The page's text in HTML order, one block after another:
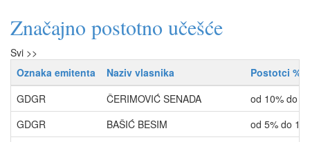
Značajno postotno učešće
Svi >>
Oznaka emitenta
Naziv vlasnika
Postotci %
GDGR
ČERIMOVIĆ SENADA
od 10% do
GDGR
BAŠIĆ BESIM
od 5% do